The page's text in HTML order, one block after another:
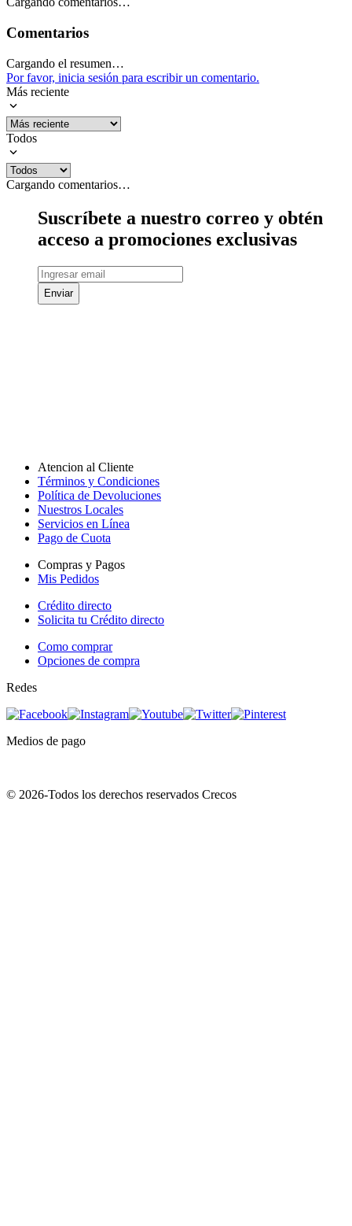
Comentarios
Cargando el resumen…
Por favor, inicia sesión para escribir un comentario.
Más reciente
Todos
Cargando comentarios…
Suscríbete a nuestro correo y obtén
acceso a promociones exclusivas
Enviar
Atencion al Cliente
Términos y Condiciones
Política de Devoluciones
Nuestros Locales
Servicios en Línea
Pago de Cuota
Compras y Pagos
Mis Pedidos
Crédito directo
Solicita tu Crédito directo
Como comprar
Opciones de compra
Redes
Medios de pago
© 2026-Todos los derechos reservados Crecos